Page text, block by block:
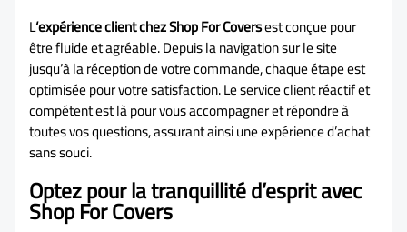
L‘expérience client chez Shop For Coversest conçue pour
être fluide et agréable. Depuis la navigation sur le site
jusqu’à la réception de votre commande, chaque étape est
optimisée pour votre satisfaction. Le service client réactif et
compétent est là pour vous accompagner et répondre à
toutes vos questions, assurant ainsi une expérience d’achat
sans souci.
Optez pour la tranquillité d’esprit avec
Shop For Covers